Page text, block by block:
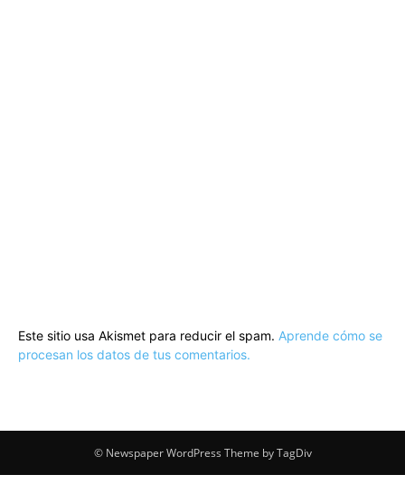
Este sitio usa Akismet para reducir el spam. Aprende cómo se
procesan los datos de tus comentarios.
© Newspaper WordPress Theme by TagDiv